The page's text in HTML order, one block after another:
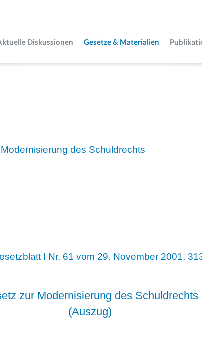
Diskussionen Gesetze & Materialien
des Schuldrechts
I Nr. 61 vom 29. November 2001,
zur Modernisierung des Schuldrechts
(Auszug)